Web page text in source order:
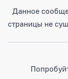
Данное
страницы не